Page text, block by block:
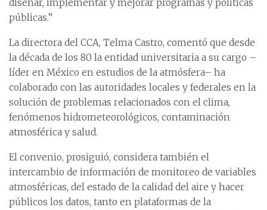
diseñar, implementar y mejorar programas y políticas
públicas.”
La directora del CCA, Telma Castro, comentó que desde
la década de los 80 la entidad universitaria a su cargo –
líder en México en estudios de la atmósfera– ha
colaborado con las autoridades locales y federales en la
solución de problemas relacionados con el clima,
fenómenos hidrometeorológicos, contaminación
atmosférica y salud.
El convenio, prosiguió, considera también el
intercambio de información de monitoreo de variables
atmosféricas, del estado de la calidad del aire y hacer
públicos los datos, tanto en plataformas de la